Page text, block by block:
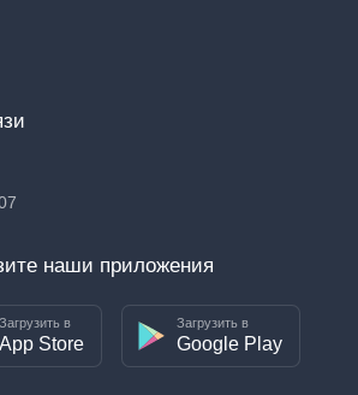
наши приложения
Загрузить в
App Store
Загрузить в
Google Play